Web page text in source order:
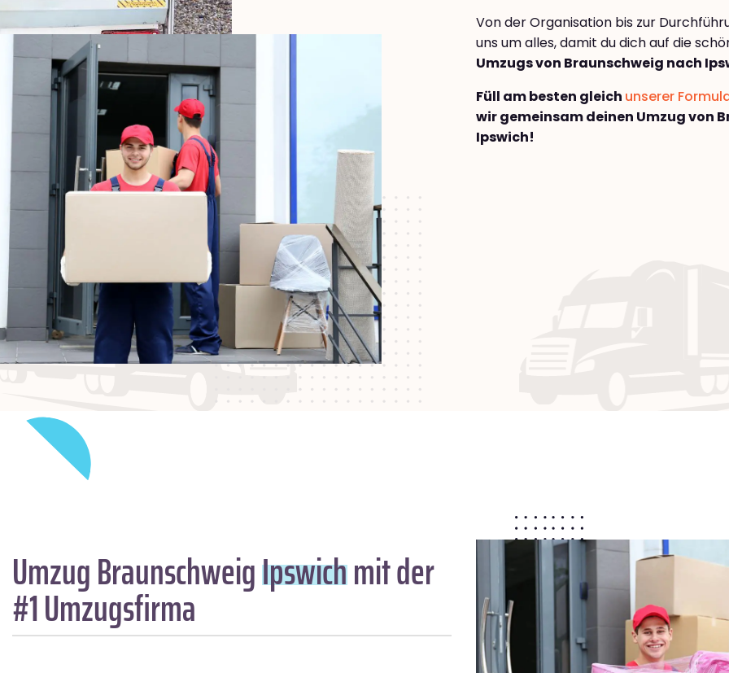
Von der Organisation bis zur
uns um alles, damit du dich auf die
Umzugs von Braunschweig nach
Füll am besten gleich unserer
wir gemeinsam deinen Umzug von
Ipswich!
Umzug BraunschweigIpswichmit der
#1 Umzugsfirma